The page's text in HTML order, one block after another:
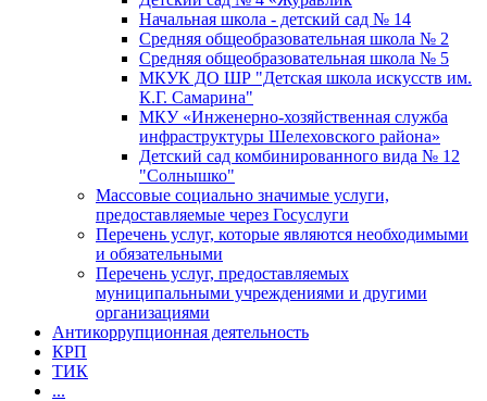
Начальная школа - детский сад № 14
Средняя общеобразовательная школа № 2
Средняя общеобразовательная школа № 5
МКУК ДО ШР "Детская школа искусств им.
К.Г. Самарина"
МКУ «Инженерно-хозяйственная служба
инфраструктуры Шелеховского района»
Детский сад комбинированного вида № 12
"Солнышко"
Массовые социально значимые услуги,
предоставляемые через Госуслуги
Перечень услуг, которые являются необходимыми
и обязательными
Перечень услуг, предоставляемых
муниципальными учреждениями и другими
организациями
Антикоррупционная деятельность
КРП
ТИК
...